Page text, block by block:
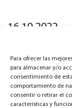
Para ofrecer las
para almacenar y/o
consentimiento de
comportamiento de
consentir o retirar el
características y
16.10.2022
osteopatía?
06.02.2022